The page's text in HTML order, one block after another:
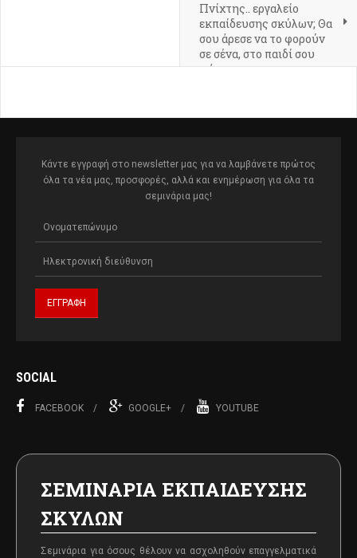
Πνίχτης.. εργαλείο
εκπαίδευσης σκύλων; Θα
σου άρεσε να το φορούν
σε σένα, στο παιδί σου
μήπως;
Κάντε εγγραφή στο newsletter μας για να λαμβάνετε πρώτος
όλα τα νέα μας, προσφορές, αλλά και ενημέρωση για όλα τα
σεμινάρια μας!
SOCIAL
FACEBOOK GOOGLE+ YOUTUBE
ΣΕΜΙΝΑΡΙΑ ΕΚΠΑΙΔΕΥΣΗΣ
ΣΚΥΛΩΝ
Σεμινάρια για όσους θέλουν να ασχοληθούν επαγγελματικά